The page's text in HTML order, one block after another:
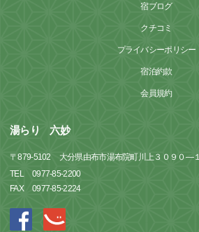
宿ブログ
クチコミ
プライバシーポリシー
宿泊約款
会員規約
湯らり 六妙
〒879-5102
大分県由布市湯布院町川上３０９０―１
TEL
0977-85-2200
FAX
0977-85-2224